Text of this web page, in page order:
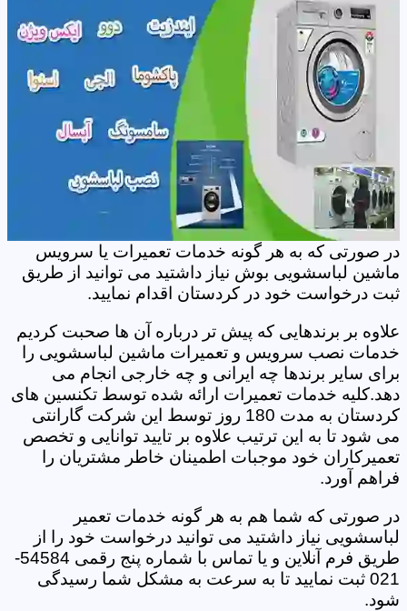
در صورتی که به هر گونه خدمات تعمیرات یا سرویس
ماشین لباسشویی بوش نیاز داشتید می توانید از طریق
ثبت درخواست خود در کردستان اقدام نمایید.
علاوه بر برندهایی که پیش تر درباره آن ها صحبت کردیم
خدمات نصب سرویس و تعمیرات ماشین لباسشویی را
برای سایر برندها چه ایرانی و چه خارجی انجام می
دهد.کلیه خدمات تعمیرات ارائه شده توسط تکنسین های
کردستان به مدت 180 روز توسط این شرکت گارانتی
می شود تا به این ترتیب علاوه بر تایید توانایی و تخصص
تعمیرکاران خود موجبات اطمینان خاطر مشتریان را
فراهم آورد.
در صورتی که شما هم به هر گونه خدمات تعمیر
لباسشویی نیاز داشتید می توانید درخواست خود را از
طریق فرم آنلاین و یا تماس با شماره پنج رقمی 54584-
021 ثبت نمایید تا به سرعت به مشکل شما رسیدگی
شود.